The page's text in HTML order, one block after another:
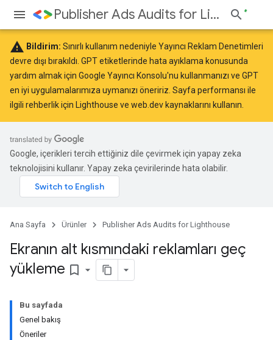
Publisher Ads Audits for Lighthouse
warning Bildirim: Sınırlı kullanım nedeniyle Yayıncı Reklam Denetimleri
devre dışı bırakıldı. GPT etiketlerinde hata ayıklama konusunda
yardım almak için Google Yayıncı Konsolu'nu kullanmanızı ve GPT
en iyi uygulamalarımıza uymanızı öneririz. Sayfa performansı ile
ilgili rehberlik için Lighthouse ve web.dev kaynaklarını kullanın.
Google, içerikleri tercih ettiğiniz dile çevirmek için yapay zeka
teknolojisini kullanır. Yapay zeka çevirilerinde hata olabilir.
Ana Sayfa Ürünler Publisher Ads Audits for Lighthouse
Ekranın alt kısmındaki reklamları geç
yükleme bookmark_border
Bu sayfada
Genel bakış
Öneriler